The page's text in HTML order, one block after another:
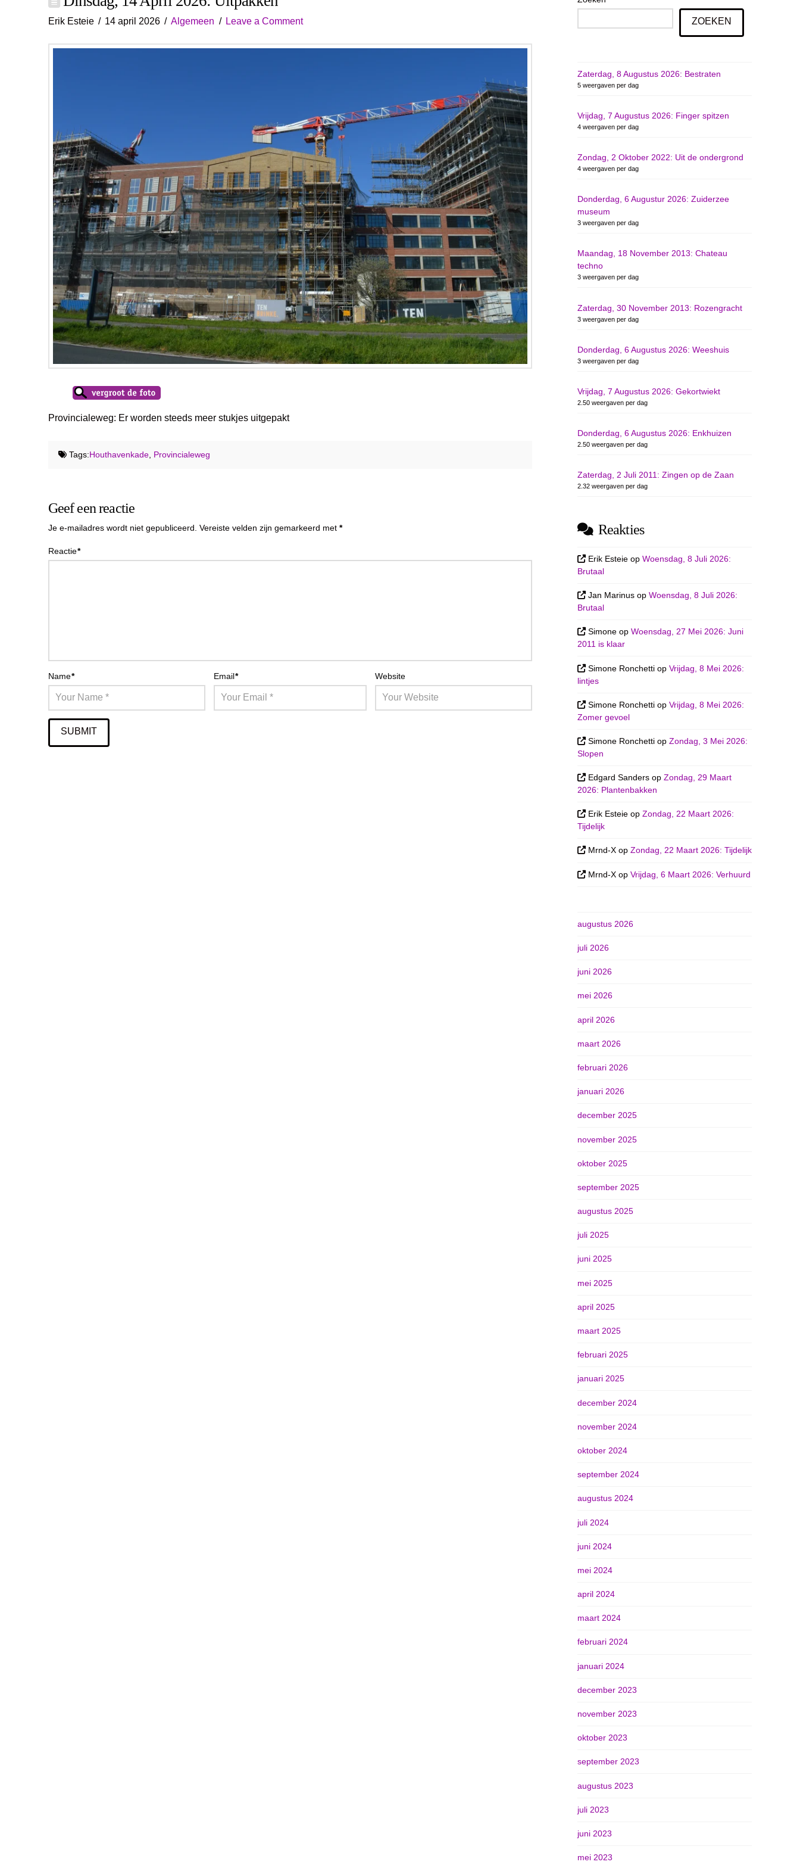
Erik Esteie 14 april 2026 Algemeen Leave a Comment
Provincialeweg: Er worden steeds meer stukjes uitgepakt
Tags:Houthavenkade, Provincialeweg
Geef een reactie
Je e-mailadres wordt niet gepubliceerd. Vereiste velden zijn gemarkeerd met *
Reactie*
Name* Email* Website
ZOEKEN
Zaterdag, 8 Augustus 2026: Bestraten
5 weergaven per dag
Vrijdag, 7 Augustus 2026: Finger spitzen
4 weergaven per dag
Zondag, 2 Oktober 2022: Uit de ondergrond
4 weergaven per dag
Donderdag, 6 Augustur 2026: Zuiderzee
museum
3 weergaven per dag
Maandag, 18 November 2013: Chateau
techno
3 weergaven per dag
Zaterdag, 30 November 2013: Rozengracht
3 weergaven per dag
Donderdag, 6 Augustus 2026: Weeshuis
3 weergaven per dag
Vrijdag, 7 Augustus 2026: Gekortwiekt
2.50 weergaven per dag
Donderdag, 6 Augustus 2026: Enkhuizen
2.50 weergaven per dag
Zaterdag, 2 Juli 2011: Zingen op de Zaan
2.32 weergaven per dag
Reakties
Erik Esteie opWoensdag, 8 Juli 2026:
Brutaal
Jan Marinus opWoensdag, 8 Juli 2026:
Brutaal
Simone opWoensdag, 27 Mei 2026: Juni
2011 is klaar
Simone Ronchetti opVrijdag, 8 Mei 2026:
lintjes
Simone Ronchetti opVrijdag, 8 Mei 2026:
Zomer gevoel
Simone Ronchetti opZondag, 3 Mei 2026:
Slopen
Edgard Sanders opZondag, 29 Maart
2026: Plantenbakken
Erik Esteie opZondag, 22 Maart 2026:
Tijdelijk
Mrnd-X opZondag, 22 Maart 2026: Tijdelijk
Mrnd-X opVrijdag, 6 Maart 2026: Verhuurd
augustus 2026
juli 2026
juni 2026
mei 2026
april 2026
maart 2026
februari 2026
januari 2026
december 2025
november 2025
oktober 2025
september 2025
augustus 2025
juli 2025
juni 2025
mei 2025
april 2025
maart 2025
februari 2025
januari 2025
december 2024
november 2024
oktober 2024
september 2024
augustus 2024
juli 2024
juni 2024
mei 2024
april 2024
maart 2024
februari 2024
januari 2024
december 2023
november 2023
oktober 2023
september 2023
augustus 2023
juli 2023
juni 2023
mei 2023